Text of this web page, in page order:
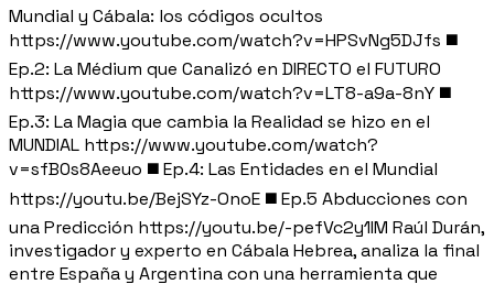
Mundial y Cábala: los códigos ocultos
https://www.youtube.com/watch?v=HPSvNg5DJfs ◼️
Ep.2: La Médium que Canalizó en DIRECTO el FUTURO
https://www.youtube.com/watch?v=LT8-a9a-8nY ◼️
Ep.3: La Magia que cambia la Realidad se hizo en el
MUNDIAL https://www.youtube.com/watch?
v=sfB0s8Aeeuo ◼️ Ep.4: Las Entidades en el Mundial
https://youtu.be/BejSYz-OnoE ◼️ Ep.5 Abducciones con
una Predicción https://youtu.be/-pefVc2y1IM Raúl Durán,
investigador y experto en Cábala Hebrea, analiza la final
entre España y Argentina con una herramienta que